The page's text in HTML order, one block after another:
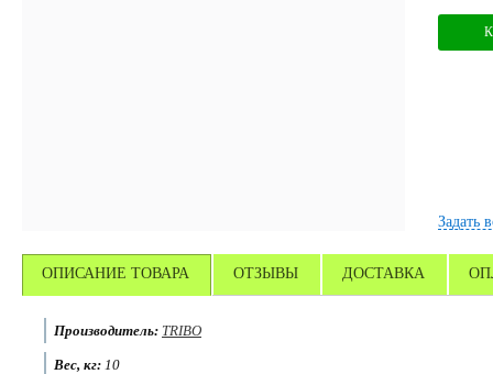
Задать
ОПИСАНИЕ ТОВАРА ОТЗЫВЫ ДОСТАВКА
Производитель: TRIBO
Вес, кг: 10